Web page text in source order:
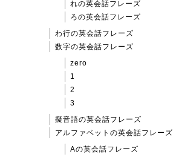
れの英会話フレーズ
ろの英会話フレーズ
わ行の英会話フレーズ
数字の英会話フレーズ
zero
1
2
3
擬音語の英会話フレーズ
アルファベットの英会話フレーズ
Aの英会話フレーズ